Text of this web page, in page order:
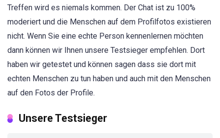
Treffen wird es niemals kommen. Der Chat ist zu 100%
moderiert und die Menschen auf dem Profilfotos existieren
nicht. Wenn Sie eine echte Person kennenlernen möchten
dann können wir Ihnen unsere Testsieger empfehlen. Dort
haben wir getestet und können sagen dass sie dort mit
echten Menschen zu tun haben und auch mit den Menschen
auf den Fotos der Profile.
Unsere Testsieger